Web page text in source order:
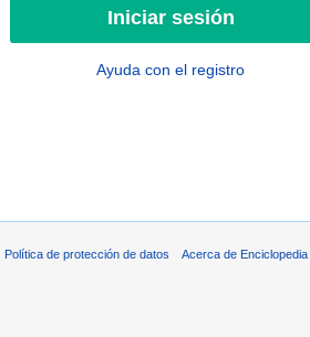
Ayuda con el registro
Política de protección de datos Acerca de